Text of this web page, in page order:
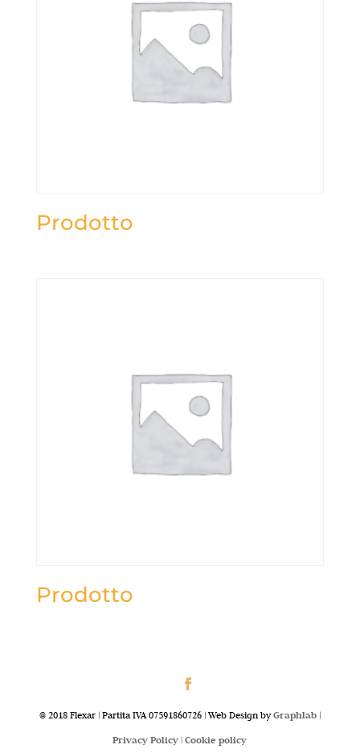
Prodotto
Prodotto
@ 2018 Flexar | Partita IVA 07591860726 | Web Design byGraphlab|
Privacy Policy |Cookie policy